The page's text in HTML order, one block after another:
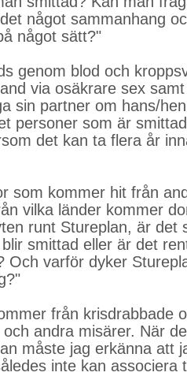
något sammanhang
något sätt?"
genom blod och
via osäkrare sex
sin partner om hans/
personer som är
det kan ta flera år
som kommer hit från
vilka länder kommer
runt Stureplan, är det
smittad eller är det
Och varför dyker
från krisdrabbade
andra misärer. När
måste jag erkänna att
inte kan associera